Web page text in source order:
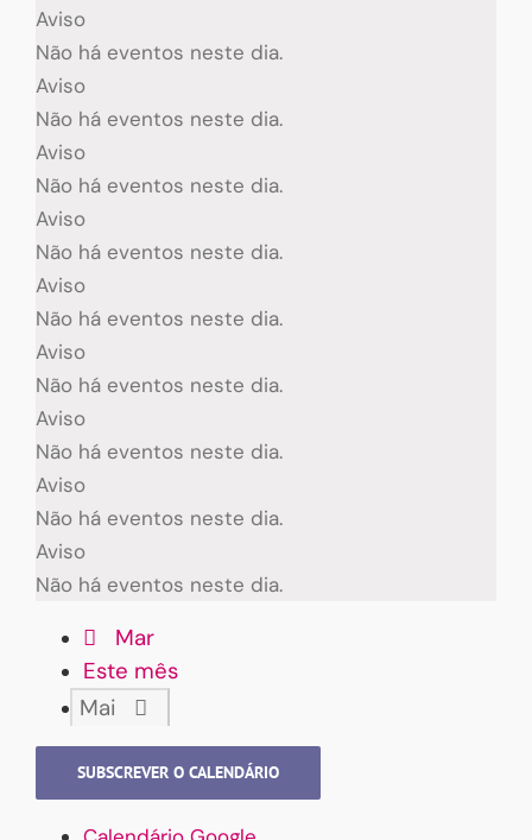
Aviso
Não há eventos neste dia.
Aviso
Não há eventos neste dia.
Aviso
Não há eventos neste dia.
Aviso
Não há eventos neste dia.
Aviso
Não há eventos neste dia.
Aviso
Não há eventos neste dia.
Aviso
Não há eventos neste dia.
Aviso
Não há eventos neste dia.
Aviso
Não há eventos neste dia.
Mar
Este mês
Mai
SUBSCREVER O CALENDÁRIO